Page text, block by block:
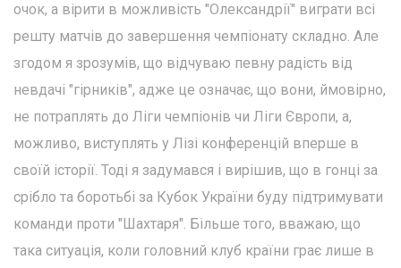
очок, а вірити в можливість "Олександрії" виграти всі
решту матчів до завершення чемпіонату складно. Але
згодом я зрозумів, що відчуваю певну радість від
невдачі "гірників", адже це означає, що вони, ймовірно,
не потраплять до Ліги чемпіонів чи Ліги Європи, а,
можливо, виступлять у Лізі конференцій вперше в
своїй історії. Тоді я задумався і вирішив, що в гонці за
срібло та боротьбі за Кубок України буду підтримувати
команди проти "Шахтаря". Більше того, вважаю, що
така ситуація, коли головний клуб країни грає лише в